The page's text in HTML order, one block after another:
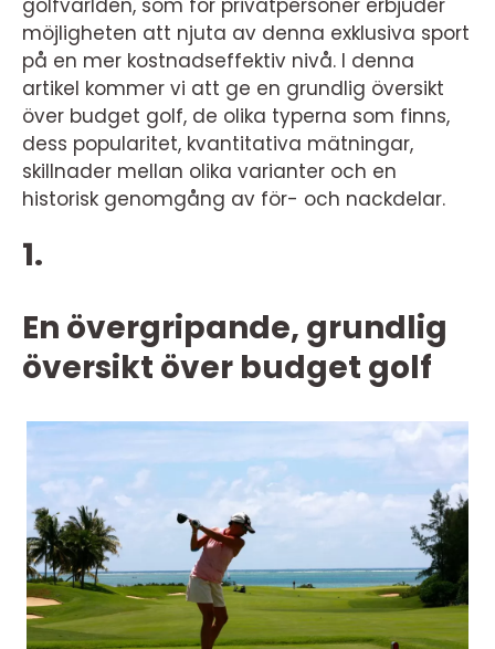
golfvärlden, som för privatpersoner erbjuder
möjligheten att njuta av denna exklusiva sport
på en mer kostnadseffektiv nivå. I denna
artikel kommer vi att ge en grundlig översikt
över budget golf, de olika typerna som finns,
dess popularitet, kvantitativa mätningar,
skillnader mellan olika varianter och en
historisk genomgång av för- och nackdelar.
1.
En övergripande, grundlig
översikt över budget golf